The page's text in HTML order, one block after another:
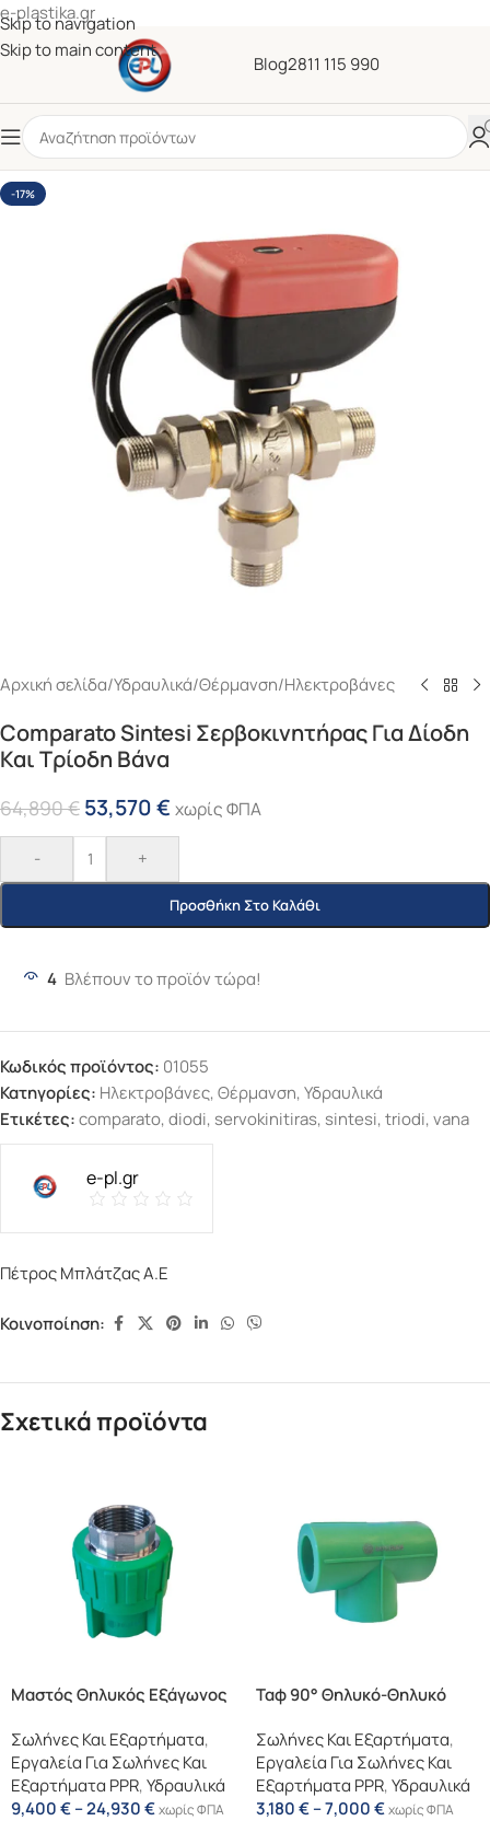
e-plastika.gr
Skip to navigation
Skip to main content
Blog2811 115 990
-17%
Αρχική σελίδα/Υδραυλικά/Θέρμανση/Ηλεκτροβάνες
Comparato Sintesi Σερβοκινητήρας Για Δίοδη
Και Τρίοδη Βάνα
64,890€ 53,570€ χωρίς ΦΠΑ
- +
Προσθήκη Στο Καλάθι
4 Βλέπουν το προϊόν τώρα!
Κωδικός προϊόντος: 01055
Κατηγορίες: Ηλεκτροβάνες,Θέρμανση,Υδραυλικά
Ετικέτες:comparato,diodi, servokinitiras, sintesi,triodi,vana
e-pl.gr
Πέτρος Μπλάτζας Α.Ε
Κοινοποίηση:
Σχετικά προϊόντα
Μαστός Θηλυκός Εξάγωνος
Σωλήνες Και Εξαρτήματα,
Εργαλεία Για Σωλήνες Και
Εξαρτήματα PPR,Υδραυλικά
9,400€–24,930€χωρίς ΦΠΑ
Ταφ 90° Θηλυκό-Θηλυκό
Σωλήνες Και Εξαρτήματα,
Εργαλεία Για Σωλήνες Και
Εξαρτήματα PPR,Υδραυλικά
3,180€–7,000€χωρίς ΦΠΑ